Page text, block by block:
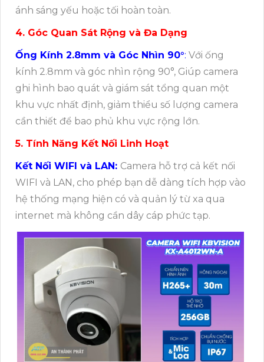
ánh sáng yếu hoặc tối hoàn toàn.
4. Góc Quan Sát Rộng và Đa Dạng
Ống Kính 2.8mm và Góc Nhìn 90°: Với ống
kính 2.8mm và góc nhìn rộng 90°, Giúp camera
ghi hình bao quát và giám sát tổng quan một
khu vực nhất định, giảm thiểu số lượng camera
cần thiết để bao phủ khu vực rộng lớn.
5. Tính Năng Kết Nối Linh Hoạt
Kết Nối WIFI và LAN: Camera hỗ trợ cả kết nối
WIFI và LAN, cho phép bạn dễ dàng tích hợp vào
hệ thống mạng hiện có và quản lý từ xa qua
internet mà không cần dây cáp phức tạp.